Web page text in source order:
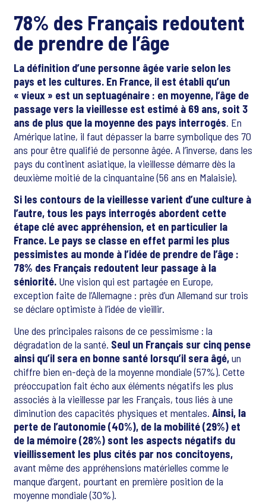
78% des Français redoutent
de prendre de l’âge
La définition d’une personne âgée varie selon les
pays et les cultures. En France, il est établi qu’un
« vieux » est un septuagénaire : en moyenne, l’âge de
passage vers la vieillesse est estimé à 69 ans, soit 3
ans de plus que la moyenne des pays interrogés. En
Amérique latine, il faut dépasser la barre symbolique des 70
ans pour être qualifié de personne âgée. A l’inverse, dans les
pays du continent asiatique, la vieillesse démarre dès la
deuxième moitié de la cinquantaine (56 ans en Malaisie).
Si les contours de la vieillesse varient d’une culture à
l’autre, tous les pays interrogés abordent cette
étape clé avec appréhension, et en particulier la
France. Le pays se classe en effet parmi les plus
pessimistes au monde à l’idée de prendre de l’âge :
78% des Français redoutent leur passage à la
séniorité. Une vision qui est partagée en Europe,
exception faite de l’Allemagne : près d’un Allemand sur trois
se déclare optimiste à l’idée de vieillir.
Une des principales raisons de ce pessimisme : la
dégradation de la santé. Seul un Français sur cinq pense
ainsi qu’il sera en bonne santé lorsqu’il sera âgé,un
chiffre bien en-deçà de la moyenne mondiale (57%). Cette
préoccupation fait écho aux éléments négatifs les plus
associés à la vieillesse par les Français, tous liés à une
diminution des capacités physiques et mentales. Ainsi, la
perte de l’autonomie (40%), de la mobilité (29%) et
de la mémoire (28%) sont les aspects négatifs du
vieillissement les plus cités par nos concitoyens,
avant même des appréhensions matérielles comme le
manque d’argent, pourtant en première position de la
moyenne mondiale (30%).